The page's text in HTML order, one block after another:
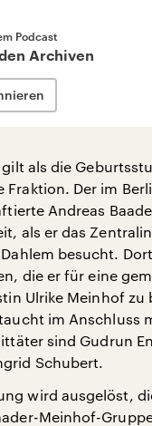
Podcast
Archiven
gilt als die
Fraktion. Der im
Andreas
als er das
besucht.
die er für eine
Ulrike Meinhof zu
im Anschluss
sind Gudrun
Schubert.
wird ausgelöst,
Meinhof-